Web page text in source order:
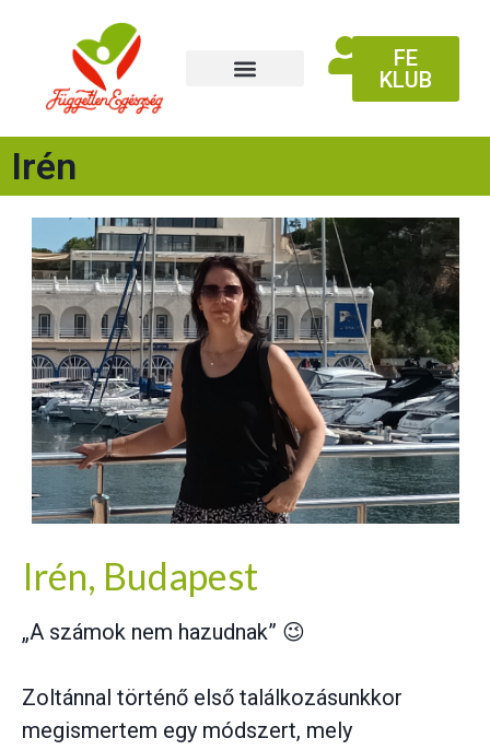
FE
KLUB
Irén
Irén, Budapest
„A számok nem hazudnak” 😉
Zoltánnal történő első találkozásunkkor
megismertem egy módszert, mely